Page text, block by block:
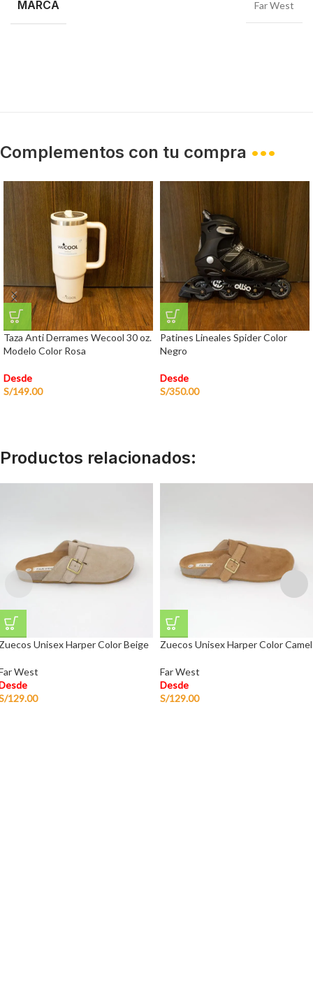
MARCA Far West
Complementos con tu compra •••
Taza Anti Derrames Wecool 30 oz.
Modelo Color Rosa
Desde
S/149.00
Patines Lineales Spider Color
Negro
Desde
S/350.00
Productos relacionados:
Unisex Harper Color Beige
West
129.00
Zuecos Unisex Harper Color Camel
Far West
Desde
S/129.00